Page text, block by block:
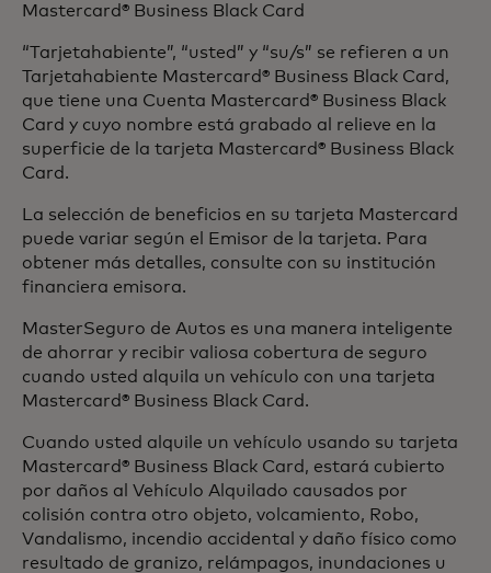
Mastercard® Business Black Card
“Tarjetahabiente”, “usted” y “su/s” se refieren a un
Tarjetahabiente Mastercard® Business Black Card,
que tiene una Cuenta Mastercard® Business Black
Card y cuyo nombre está grabado al relieve en la
superficie de la tarjeta Mastercard® Business Black
Card.
La selección de beneficios en su tarjeta Mastercard
puede variar según el Emisor de la tarjeta. Para
obtener más detalles, consulte con su institución
financiera emisora.
MasterSeguro de Autos es una manera inteligente
de ahorrar y recibir valiosa cobertura de seguro
cuando usted alquila un vehículo con una tarjeta
Mastercard® Business Black Card.
Cuando usted alquile un vehículo usando su tarjeta
Mastercard® Business Black Card, estará cubierto
por daños al Vehículo Alquilado causados por
colisión contra otro objeto, volcamiento, Robo,
Vandalismo, incendio accidental y daño físico como
resultado de granizo, relámpagos, inundaciones u